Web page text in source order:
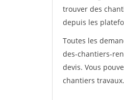
trouver des
depuis les
Toutes les
des-chantiers-
devis. Vous
chantiers travaux.